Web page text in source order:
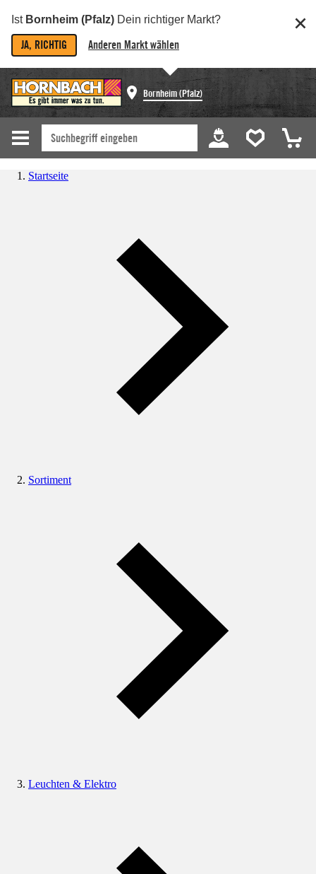
Ist Bornheim (Pfalz) Dein richtiger Markt?
JA, RICHTIG Anderen Markt wählen
Bornheim (Pfalz)
Startseite
Sortiment
Leuchten & Elektro